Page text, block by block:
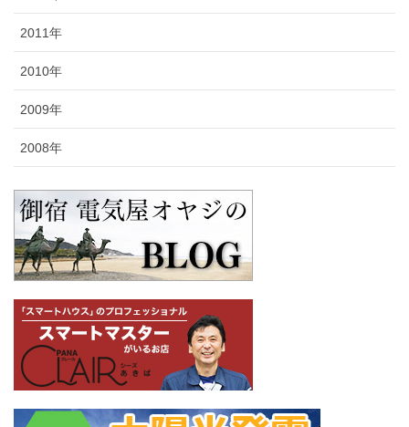
2011年
2010年
2009年
2008年